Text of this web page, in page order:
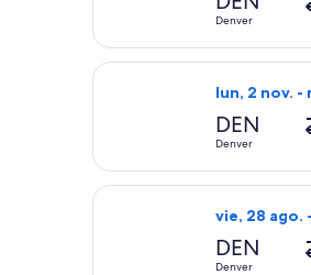
Denver
lun, 2 nov. -
DEN
Denver
Seleccionar
vie, 28 ago.
DEN
Denver
Seleccionar